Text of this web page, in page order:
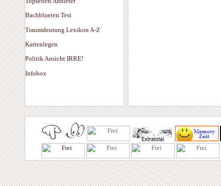
Bachblueten Test
Traumdeutung Lexikon A-Z
Kartenlegen
Politik Ansicht IRRE!
Infobox